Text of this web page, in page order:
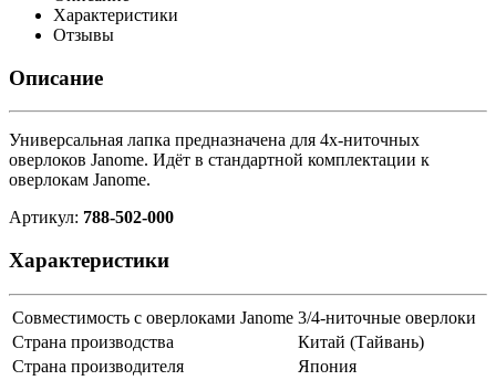
Характеристики
Отзывы
Описание
Универсальная лапка предназначена для 4х-ниточных
оверлоков Janome. Идёт в стандартной комплектации к
оверлокам Janome.
Артикул: 788-502-000
Характеристики
Совместимость с оверлоками Janome 3/4-ниточные оверлоки
Страна производства
Китай (Тайвань)
Страна производителя
Япония